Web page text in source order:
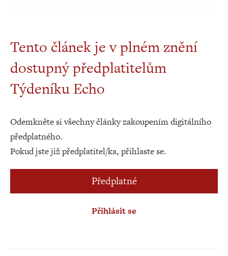
Tento článek je v plném znění
dostupný předplatitelům
Týdeníku Echo
Odemkněte si všechny články zakoupením digitálního
předplatného.
Pokud jste již předplatitel/ka, přihlaste se.
Předplatné
Přihlásit se